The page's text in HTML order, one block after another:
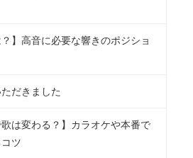
？】高音に必要な響きのポジショ
だきました
歌は変わる？】カラオケや本番で
ツ